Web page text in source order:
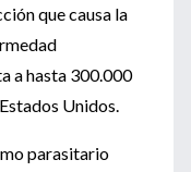
que causa la
a hasta 300.000
Unidos.
parasitario